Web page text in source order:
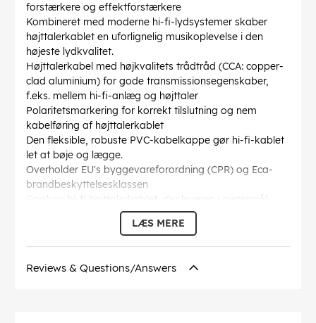
forstærkere og effektforstærkere
Kombineret med moderne hi-fi-lydsystemer skaber
højttalerkablet en uforlignelig musikoplevelse i den
højeste lydkvalitet.
Højttalerkabel med højkvalitets trådtråd (CCA: copper-
clad aluminium) for gode transmissionsegenskaber,
f.eks. mellem hi-fi-anlæg og højttaler
Polaritetsmarkering for korrekt tilslutning og nem
kabelføring af højttalerkablet
Den fleksible, robuste PVC-kabelkappe gør hi-fi-kablet
let at bøje og lægge.
Overholder EU's byggevareforordning (CPR) og Eca-
brandbeskyttelsesklassen
Goobay hi-fi højttalerkablet, der leveres i metermål,
kan du selv sammensætte det til den pågældende
Kabelkappen diameter: 2.5 mm
Kabelstruktur: 2x24 / 0,20mm (2,5 x 5,0mm OD)
LÆS MERE
Reviews & Questions/Answers